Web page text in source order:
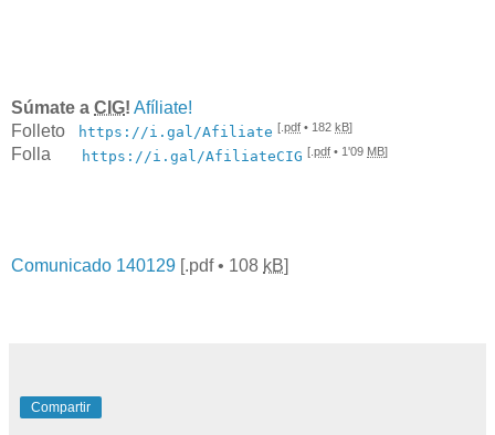
Súmate a CIG! Afíliate!
Folleto
https://i.gal/Afiliate [. pdf • 182 kB]
Folla https://i.gal/AfiliateCIG [. pdf • 1'09 MB]
Comunicado 140129 [.pdf• 108 kB]
Compartir